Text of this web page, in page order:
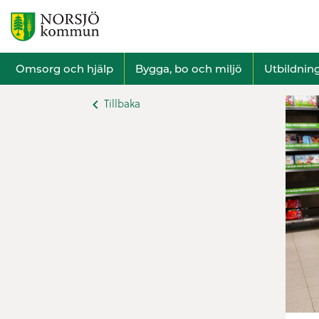
Omsorg och hjälp Bygga, bo och miljö
Tillbaka